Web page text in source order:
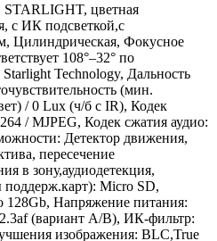
STARLIGHT, цветная
с ИК подсветкой,с
Цилиндрическая, Фокусное
108°–32° по
Technology, Дальность
(мин.
/ 0 Lux (ч/б c IR), Кодек
/ MJPEG, Кодек сжатия аудио:
Детектор движения,
пересечение
в зону,аудиодетекция,
Micro SD,
Напряжение питания:
(вариант А/В), ИК-фильтр:
изображения: BLC,True